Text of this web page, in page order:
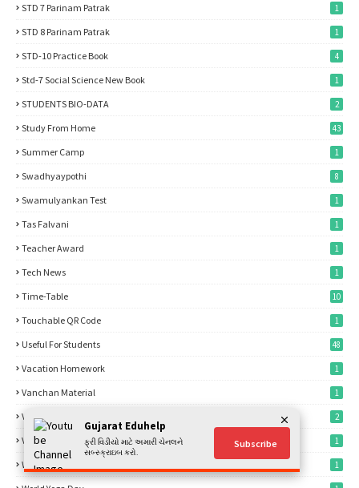
STD 7 Parinam Patrak 1
STD 8 Parinam Patrak 1
STD-10 Practice Book 4
Std-7 Social Science New Book 1
STUDENTS BIO-DATA 2
Study From Home 43
Summer Camp 1
Swadhyaypothi 8
Swamulyankan Test 1
Tas Falvani 1
Teacher Award 1
Tech News 1
Time-Table 10
Touchable QR Code 1
Useful For Students 48
Vacation Homework 1
Vanchan Material 1
Vidhya Sahayak Bharti 2
Voter List 1
Whatsapp Status Download 1
Gujarat Eduhelp
ફ્રી વિડીયો માટે અમારી ચેનલને
સબ્સ્ક્રાઇબ કરો.
Subscribe